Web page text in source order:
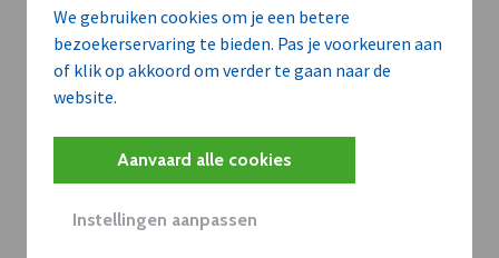
We gebruiken cookies om je een betere
bezoekerservaring te bieden. Pas je voorkeuren aan
of klik op akkoord om verder te gaan naar de
website.
Aanvaard alle cookies
Instellingen aanpassen